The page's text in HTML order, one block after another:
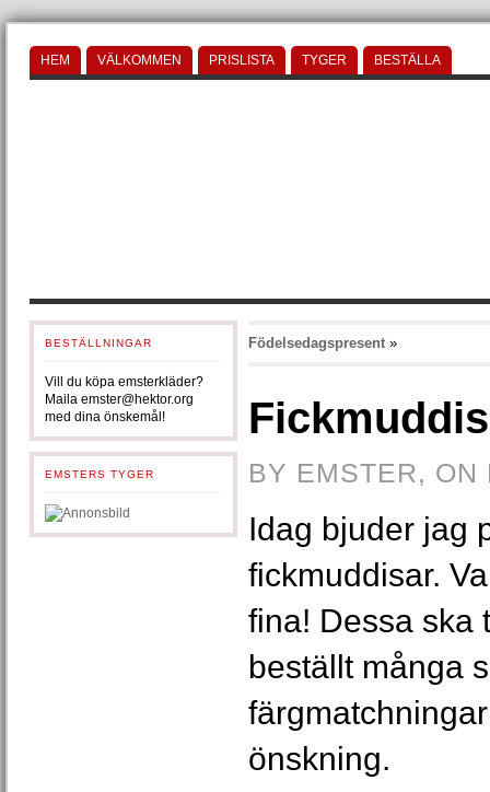
HEM VÄLKOMMEN PRISLISTA TYGER BESTÄLLA
BESTÄLLNINGAR
Vill du köpa emsterkläder?
Maila emster@hektor.org
med dina önskemål!
EMSTERS TYGER
Födelsedagspresent»
BY EMSTER,
Idag bjuder jag
fickmuddisar.
fina! Dessa ska
beställt många
önskning.